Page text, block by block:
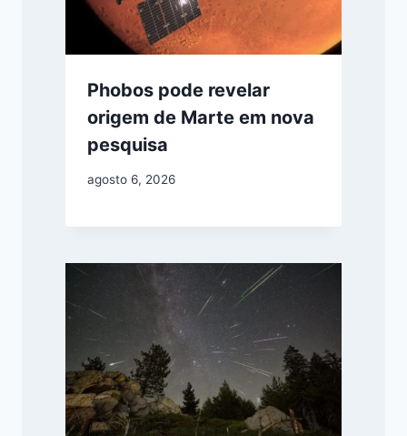
Phobos pode revelar
origem de Marte em nova
pesquisa
agosto 6, 2026